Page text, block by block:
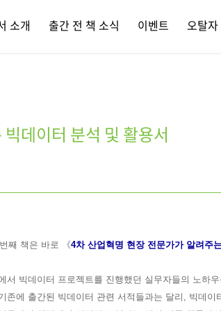
소개 출간 전 책 소식 이벤트 오탈자
데이터 분석 및 활용서
째 책은 바로 《4차 산업혁명 현장 전문가가 알려주
서 빅데이터 프로젝트를 진행했던 실무자들의 노하
존에 출간된 빅데이터 관련 서적들과는 달리, 빅데